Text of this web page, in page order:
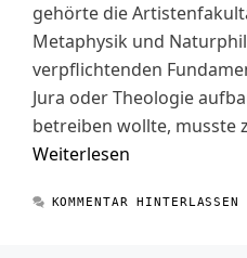
gehörte die
Metaphysik und
verpflichtenden
Jura oder Theologie
betreiben wollte, musste
Weiterlesen
KOMMENTAR HINTERLASSEN